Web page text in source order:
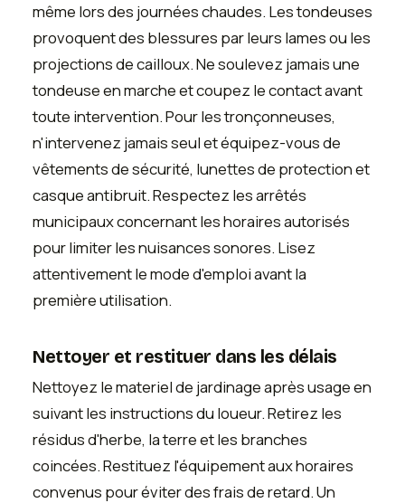
même lors des journées chaudes. Les tondeuses
provoquent des blessures par leurs lames ou les
projections de cailloux. Ne soulevez jamais une
tondeuse en marche et coupez le contact avant
toute intervention. Pour les tronçonneuses,
n'intervenez jamais seul et équipez-vous de
vêtements de sécurité, lunettes de protection et
casque antibruit. Respectez les arrêtés
municipaux concernant les horaires autorisés
pour limiter les nuisances sonores. Lisez
attentivement le mode d'emploi avant la
première utilisation.
Nettoyer et restituer dans les délais
Nettoyez le materiel de jardinage après usage en
suivant les instructions du loueur. Retirez les
résidus d'herbe, la terre et les branches
coincées. Restituez l'équipement aux horaires
convenus pour éviter des frais de retard. Un